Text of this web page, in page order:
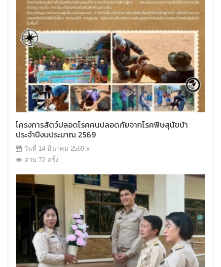
โครงการสัตว์ปลอดโรคคนปลอดภัยจากโรคพิษสุนัขบ้า
ประจำปีงบประมาณ 2569
วันที่ 14 มีนาคม 2569 x
อ่าน 72 ครั้ง